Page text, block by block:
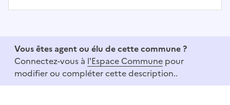
f
Vous êtes agent ou élu de cette commune ?
Connectez-vous à l'Espace Commune pour
modifier ou compléter cette description..